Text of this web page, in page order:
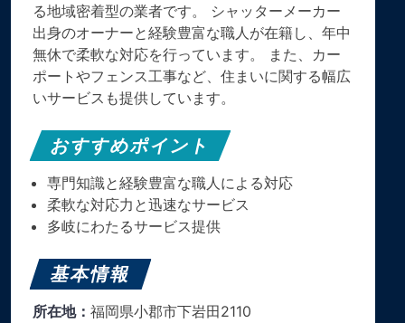
る地域密着型の業者です。 シャッターメーカー
出身のオーナーと経験豊富な職人が在籍し、年中
無休で柔軟な対応を行っています。 また、カー
ポートやフェンス工事など、住まいに関する幅広
いサービスも提供しています。
おすすめポイント
専門知識と経験豊富な職人による対応
柔軟な対応力と迅速なサービス
多岐にわたるサービス提供
基本情報
所在地： 福岡県小郡市下岩田2110